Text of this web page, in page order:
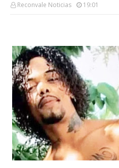
Reconvale Noticias 19:01